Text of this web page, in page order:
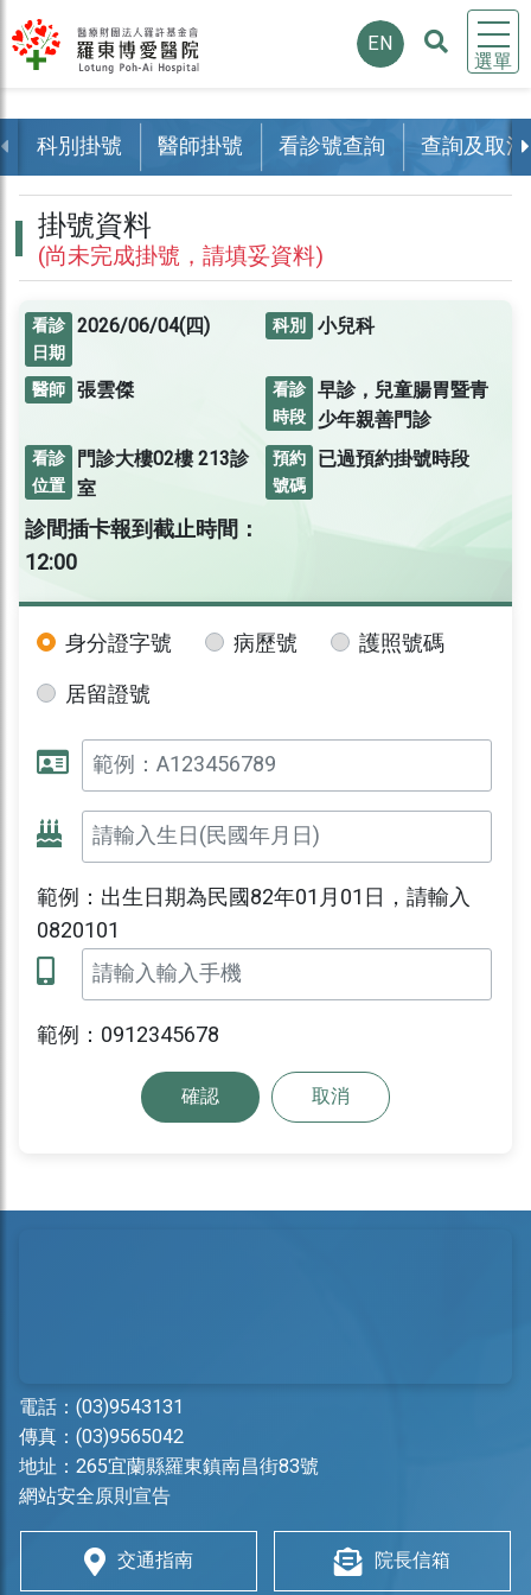
選單
EN
科別掛號 醫師掛號 看診號查詢 查詢及取消
掛號資料
(尚未完成掛號，請填妥資料)
看診
日期
2026/06/04(四) 科別 小兒科
醫師 張雲傑
看診
時段
早診，兒童腸胃暨青
少年親善門診
看診
位置
門診大樓02樓213診
室
預約
號碼
已過預約掛號時段
診間插卡報到截止時間：
12:00
身分證字號 病歷號
護照號碼
居留證號
範例：出生日期為民國82年01月01日，請輸入
0820101
範例：0912345678
確認 取消
電話： (03)9543131
傳真：(03)9565042
地址： 265宜蘭縣羅東鎮南昌街83號
網站安全原則宣告
交通指南 院長信箱